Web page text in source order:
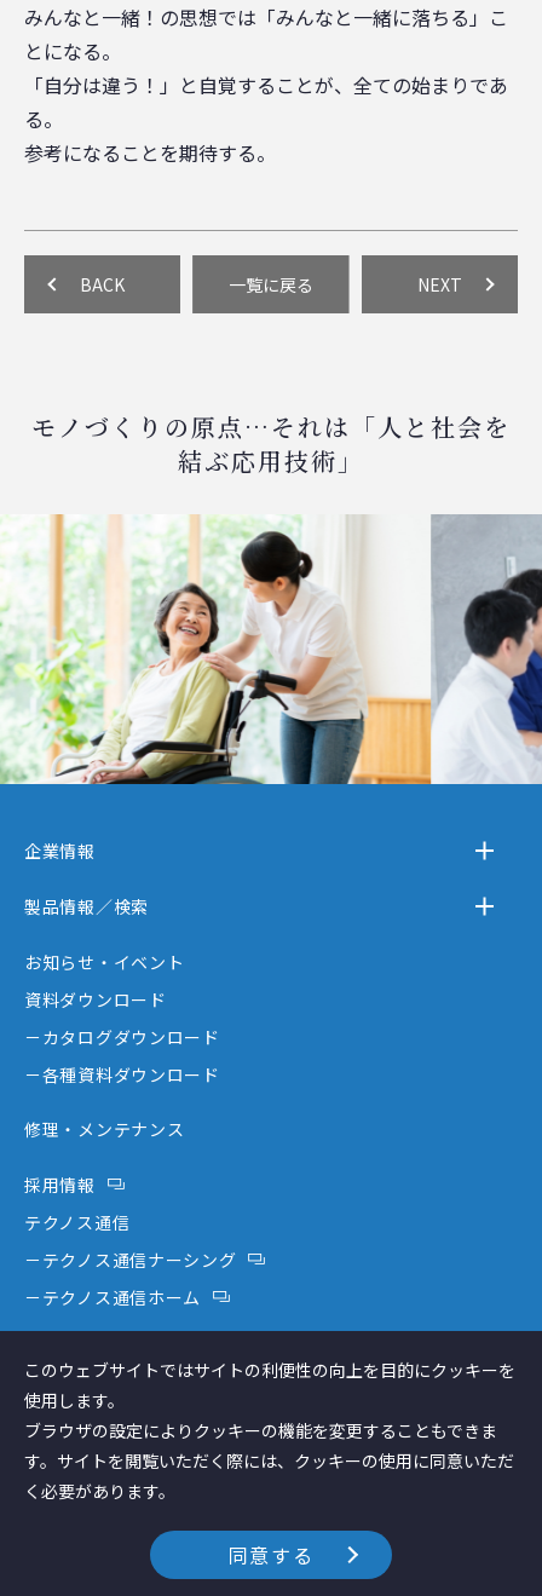
みんなと一緒！の思想では「みんなと一緒に落ちる」こ
とになる。
「自分は違う！」と自覚することが、全ての始まりであ
る。
参考になることを期待する。
BACK NEXT
一覧に戻る
モノづくりの原点…それは「人と社会を
結ぶ応用技術」
企業情報
－企業情報
－テクノスジャパンが選ばれる理由
－創業者大西秀憲ヒストリー
製品情報／検索
お知らせ・イベント
資料ダウンロード
－カタログダウンロード
－各種資料ダウンロード
修理・メンテナンス
採用情報
テクノス通信
－テクノス通信ナーシング
－テクノス通信ホーム
コラム
個人情報保護方針
Copyright © Technos Japan inc. All Rights
このウェブサイトではサイトの利便性の向上を目的にクッキーを
使用します。
ブラウザの設定によりクッキーの機能を変更することもできま
す。サイトを閲覧いただく際には、クッキーの使用に同意いただ
く必要があります。
同意する